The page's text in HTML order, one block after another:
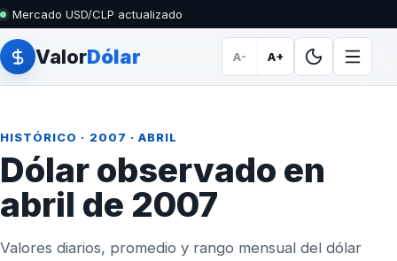
Mercado USD/CLP actualizado
ValorDólar A- A+
HISTÓRICO · 2007 · ABRIL
Dólar observado en
abril de 2007
Valores diarios, promedio y rango mensual del dólar